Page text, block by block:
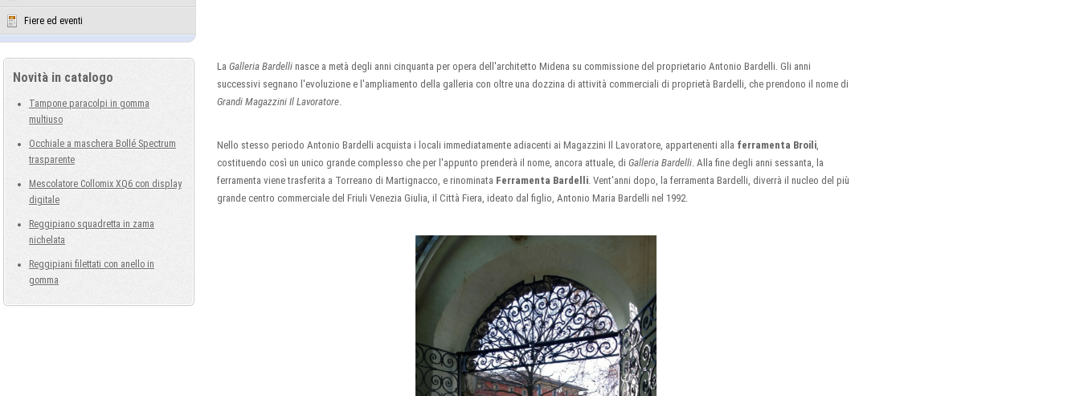
Fiere ed eventi
Novità in catalogo
Tampone paracolpi in gomma
multiuso
Occhiale a maschera Bollé Spectrum
trasparente
Mescolatore Collomix XQ6 con display
digitale
Reggipiano squadretta in zama
nichelata
Reggipiani filettati con anello in
gomma
LaGalleria Bardelli nasce a metà degli anni cinquanta per opera dell'architetto Midena su commissione del proprietario Antonio Bardelli. Gli anni
successivi segnano l'evoluzione e l'ampliamento della galleria con oltre una dozzina di attività commerciali di proprietà Bardelli, che prendono il nome di
Grandi Magazzini Il Lavoratore.
Nello stesso periodo Antonio Bardelli acquista i locali immediatamente adiacenti ai Magazzini Il Lavoratore, appartenenti alla ferramenta Broili,
costituendo così un unico grande complesso che per l'appunto prenderà il nome, ancora attuale, diGalleria Bardelli. Alla fine degli anni sessanta, la
ferramenta viene trasferita a Torreano di Martignacco, e rinominata Ferramenta Bardelli. Vent'anni dopo, la ferramenta Bardelli, diverrà il nucleo del più
grande centro commerciale del Friuli Venezia Giulia, il Città Fiera, ideato dal figlio, Antonio Maria Bardelli nel 1992.